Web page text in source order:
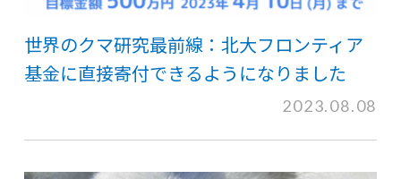
世界のクマ研究最前線：北大フロンティア
基金に直接寄付できるようになりました
2023.08.08